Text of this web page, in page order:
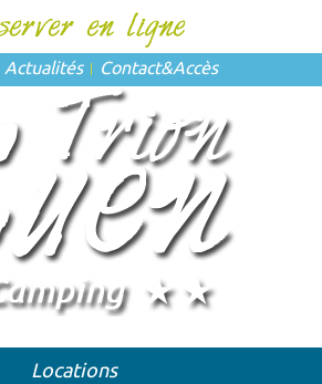
Actualités Contact&Accès
Locations